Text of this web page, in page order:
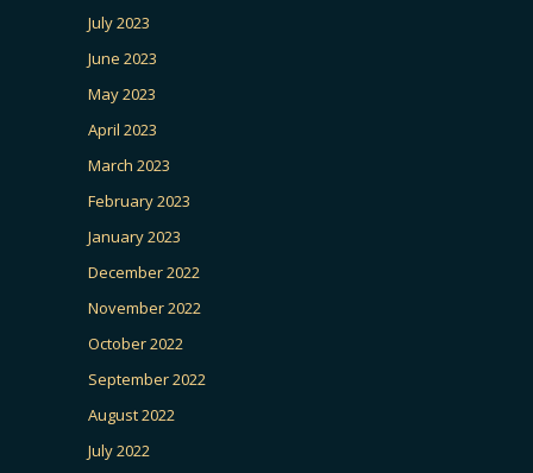
July 2023
June 2023
May 2023
April 2023
March 2023
February 2023
January 2023
December 2022
November 2022
October 2022
September 2022
August 2022
July 2022